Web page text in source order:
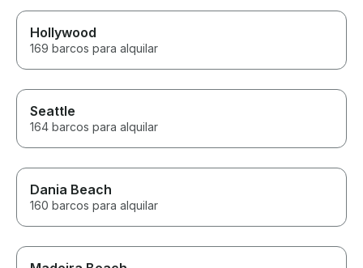
Hollywood
169 barcos para alquilar
Seattle
164 barcos para alquilar
Dania Beach
160 barcos para alquilar